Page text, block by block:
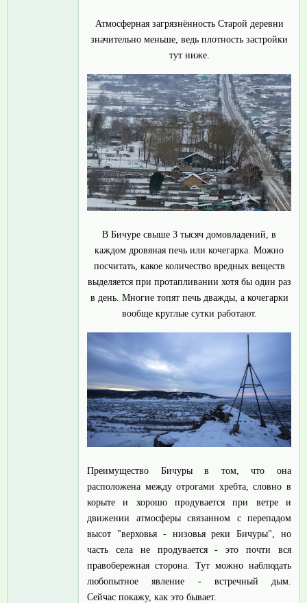
Атмосферная загрязнённость Старой деревни
значительно меньше, ведь плотность застройки
тут ниже.
В Бичуре свыше 3 тысяч домовладений, в
каждом дровяная печь или кочегарка. Можно
посчитать, какое количество вредных веществ
выделяется при протапливании хотя бы один раз
в день. Многие топят печь дважды, а кочегарки
вообще круглые сутки работают.
Преимущество Бичуры в том, что она
расположена между отрогами хребта, словно в
корыте и хорошо продувается при ветре и
движении атмосферы связанном с перепадом
высот "верховья - низовья реки Бичуры", но
часть села не продувается - это почти вся
правобережная сторона. Тут можно наблюдать
любопытное явление - встречный дым.
Сейчас покажу, как это бывает.